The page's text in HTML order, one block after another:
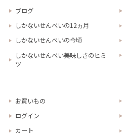
ブログ
しかないせんべいの12ヵ月
しかないせんべいの今頃
しかないせんべい美味しさのヒミ
ツ
お買いもの
ログイン
カート